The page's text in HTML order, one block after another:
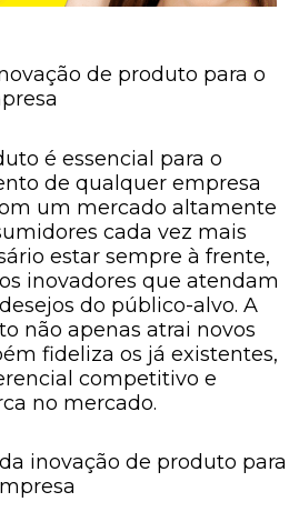
de produto para o
é essencial para o
de qualquer empresa
um mercado altamente
cada vez mais
estar sempre à frente,
inovadores que atendam
do público-alvo. A
não apenas atrai novos
fideliza os já existentes,
competitivo e
no mercado.
inovação de produto para